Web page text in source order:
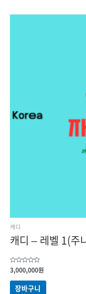
캐디
캐디 – 레벨 1(주
5
중에서
0
로
평가됨
3,000,000원
장바구니